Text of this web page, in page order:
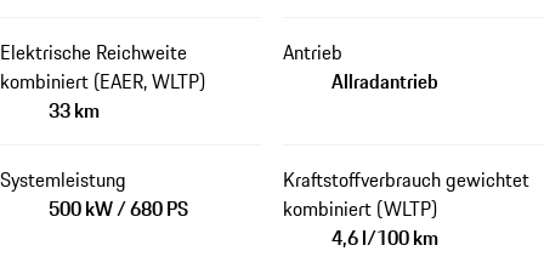
Elektrische Reichweite
kombiniert (EAER, WLTP)
33 km
Antrieb
Allradantrieb
Systemleistung
500 kW / 680 PS
Kraftstoffverbrauch gewichtet
kombiniert (WLTP)
4,6 l/100 km